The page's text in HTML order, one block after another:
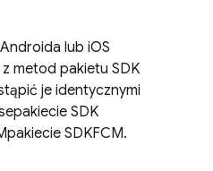
lub iOS
metod pakietu SDK
je identycznymi
pakiecie SDK
pakiecie SDKFCM.